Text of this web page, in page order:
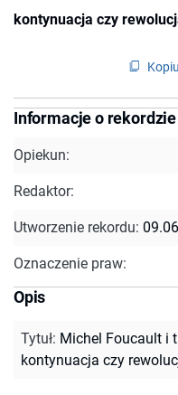
kontynuacja czy
Informacje o rekordzie
Opiekun:
Redaktor:
Utworzenie rekordu:
Oznaczenie praw:
Opis
Tytuł: Michel Foucault i
kontynuacja czy